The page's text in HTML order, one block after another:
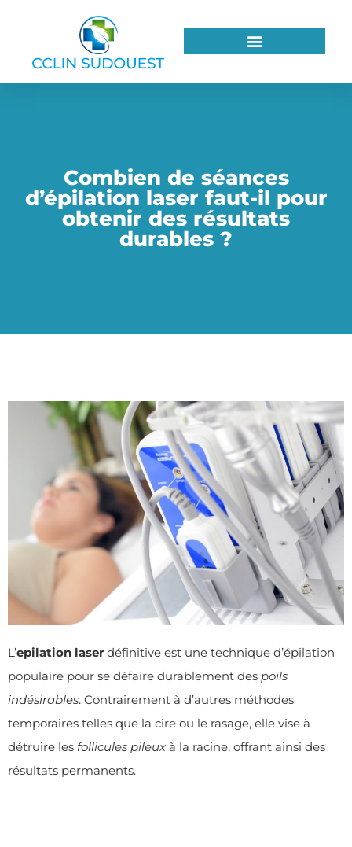
Combien de séances
d’épilation laser faut-il pour
obtenir des résultats
durables ?
L’epilation laser définitive est une technique d’épilation
populaire pour se défaire durablement des poils
indésirables. Contrairement à d’autres méthodes
temporaires telles que la cire ou le rasage, elle vise à
détruire les follicules pileux à la racine, offrant ainsi des
résultats permanents.